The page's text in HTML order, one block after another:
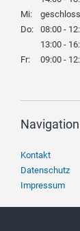
Mi:
Do:
08:00 -
13:00 -
Fr:
09:00 -
Navigation
Navigation
überspringen
Kontakt
Datenschutz
Impressum